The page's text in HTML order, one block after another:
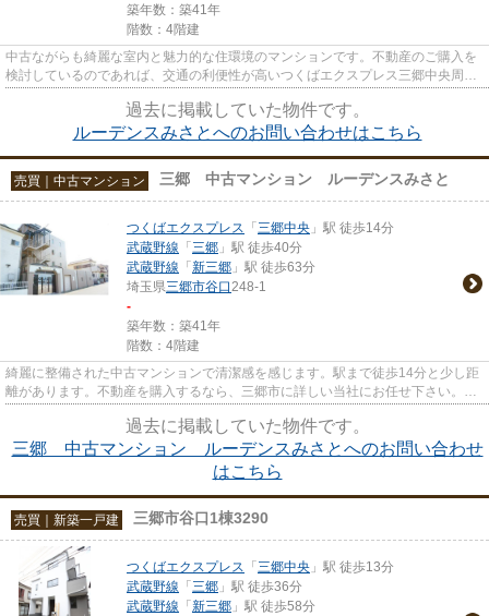
築年数：築41年
階数：4階建
中古ながらも綺麗な室内と魅力的な住環境のマンションです。不動産のご購入を
検討しているのであれば、交通の利便性が高いつくばエクスプレス三郷中央周辺
過去に掲載していた物件です。
ルーデンスみさとへのお問い合わせはこちら
売買｜中古マンション 三郷 中古マンション ルーデンスみさと
つくばエクスプレス 「 三郷中央 」駅 徒歩14分
武蔵野線 「 三郷 」駅 徒歩40分
武蔵野線 「 新三郷 」駅 徒歩63分
埼玉県三郷市谷口248-1
-
築年数：築41年
階数：4階建
綺麗に整備された中古マンションで清潔感を感じます。駅まで徒歩14分と少し距
離があります。不動産を購入するなら、三郷市に詳しい当社にお任せ下さい。交
過去に掲載していた物件です。
三郷 中古マンション ルーデンスみさとへのお問い合わせ
はこちら
売買｜新築一戸建 三郷市谷口1棟3290
つくばエクスプレス 「 三郷中央 」駅 徒歩13分
武蔵野線 「 三郷 」駅 徒歩36分
武蔵野線 「 新三郷 」駅 徒歩58分